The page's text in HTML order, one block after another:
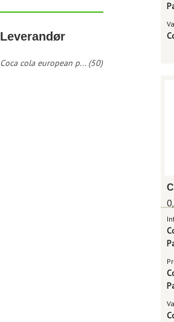
Leverandør
Coca cola european p... (50)